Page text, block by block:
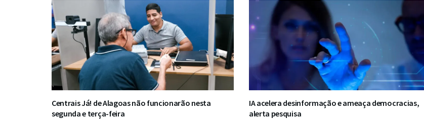
Centrais Já! de Alagoas não funcionarão nesta
segunda e terça-feira
IA acelera desinformação e ameaça democracias,
alerta pesquisa